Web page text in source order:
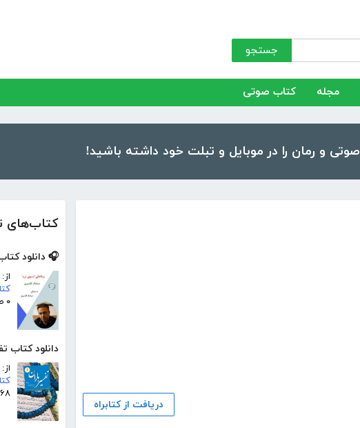
جستجو
مجله کتاب صوتی
کتاب‌های
🎧 دانلود
از:
۰ صفحه
دانلود کتاب
از:
۳۶۸
دریافت از کتابراه